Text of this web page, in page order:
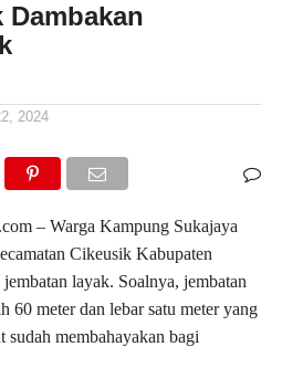
Dambakan
2024
– Warga Kampung Sukajaya
Cikeusik Kabupaten
layak. Soalnya, jembatan
60 meter dan lebar satu meter yang
sudah membahayakan bagi